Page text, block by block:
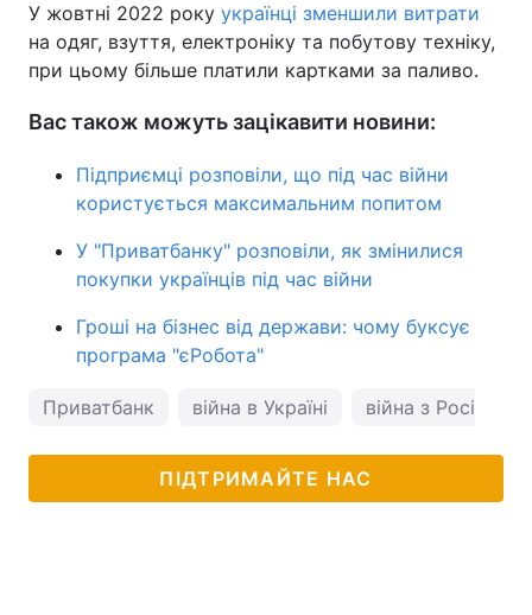
У жовтні 2022 року українці зменшили витрати
на одяг, взуття, електроніку та побутову техніку,
при цьому більше платили картками за паливо.
Вас також можуть зацікавити новини:
Підприємці розповіли, що під час війни
користується максимальним попитом
У "Приватбанку" розповіли, як змінилися
покупки українців під час війни
Гроші на бізнес від держави: чому буксує
програма "єРобота"
Приватбанк війна в Україні війна з Росією
ПІДТРИМАЙТЕ НАС